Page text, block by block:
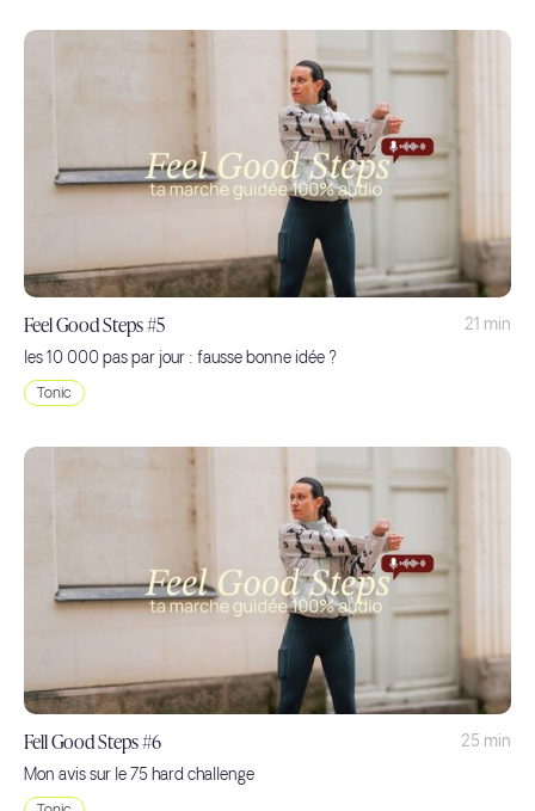
Feel Good Steps #5
21 min
les 10 000 pas par jour : fausse bonne idée ?
Tonic
Fell Good Steps #6
25 min
Mon avis sur le 75 hard challenge